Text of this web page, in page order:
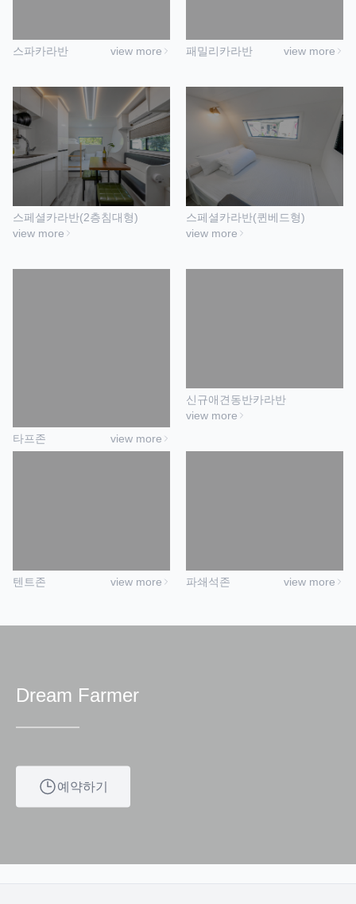
스파카라반 view more 패밀리카라반 view more
스페셜카라반(2층침대형)
view more
스페셜카라반(퀸베드형)
view more
타프존 view more
신규애견동반카라반
view more
텐트존 view more 파쇄석존 view more
Dream Farmer
예약하기